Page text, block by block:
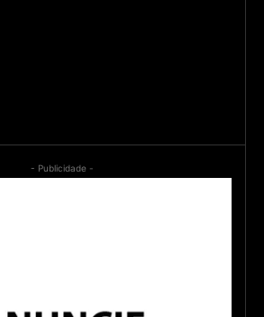
- Publicidade -